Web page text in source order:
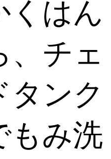
くはん
、チェ
タンク
もみ洗